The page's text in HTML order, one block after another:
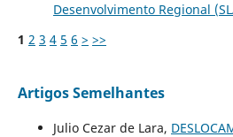
Desenvolvimento Regional
1 2 3 4 5 6 > >>
Artigos Semelhantes
Julio Cezar de Lara,